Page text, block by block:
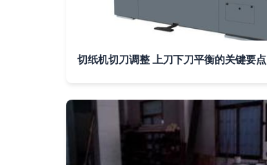
切纸机切刀调整 上刀下刀平衡的关键要点